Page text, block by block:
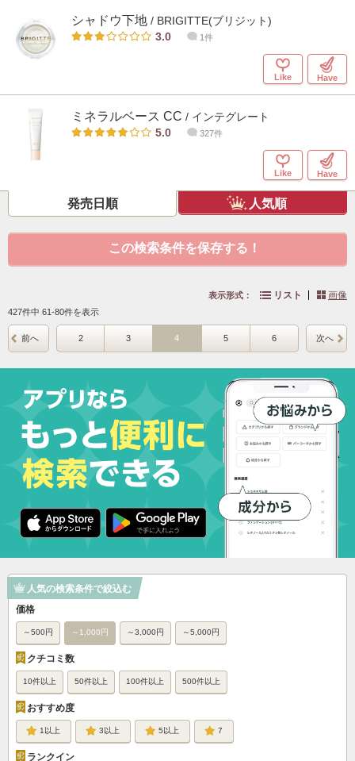
シャドウ下地 / BRIGITTE(ブリジット)
3.0
1件
Like Have
ミネラルベース CC / インテグレート
5.0
327件
Like Have
発売日順 人気順
この検索条件を保存する！
表示形式： リスト 画像
427件中 61-80件を表示
2 3 4 5 6
前へ 次へ
人気の検索条件で絞込む
価格
～500円 ～1,000円 ～3,000円 ～5,000円
クチコミ数
10件以上 50件以上 100件以上 500件以上
おすすめ度
1 3 5 7
ランクイン